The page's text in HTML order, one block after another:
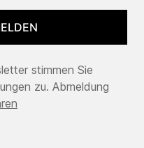
stimmen Sie
zu. Abmeldung